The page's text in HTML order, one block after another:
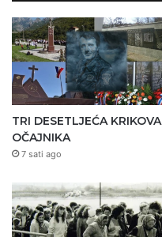
TRI DESETLJEĆA KRIKOVA
OČAJNIKA
7 sati ago